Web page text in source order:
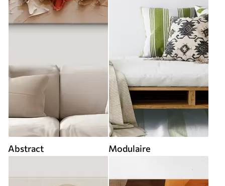
Abstract Modulaire